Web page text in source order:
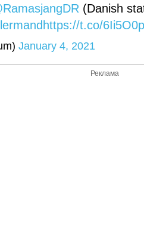
(Danish
https://t.co/
January 4, 2021
Реклама